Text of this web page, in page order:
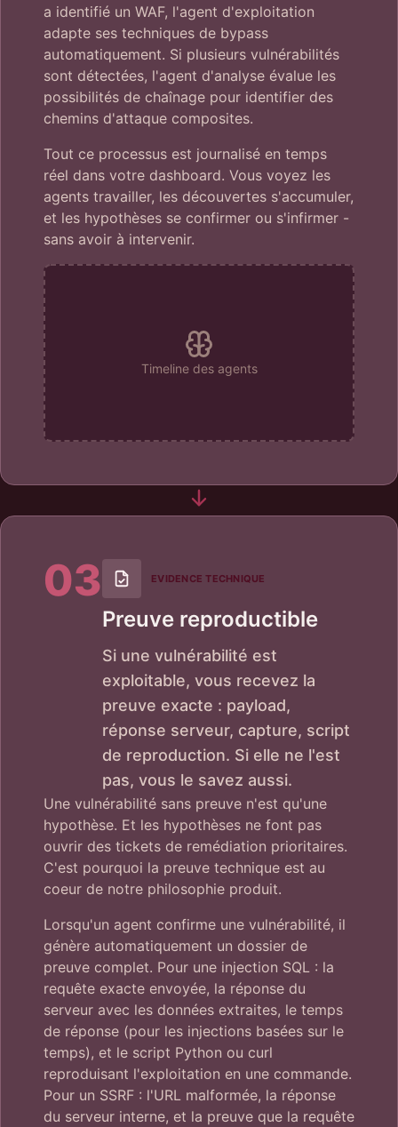
a identifié un WAF, l'agent d'exploitation
adapte ses techniques de bypass
automatiquement. Si plusieurs vulnérabilités
sont détectées, l'agent d'analyse évalue les
possibilités de chaînage pour identifier des
chemins d'attaque composites.
Tout ce processus est journalisé en temps
réel dans votre dashboard. Vous voyez les
agents travailler, les découvertes s'accumuler,
et les hypothèses se confirmer ou s'infirmer -
sans avoir à intervenir.
Timeline des agents
03 EVIDENCE TECHNIQUE
Preuve reproductible
Si une vulnérabilité est
exploitable, vous recevez la
preuve exacte : payload,
réponse serveur, capture, script
de reproduction. Si elle ne l'est
pas, vous le savez aussi.
Une vulnérabilité sans preuve n'est qu'une
hypothèse. Et les hypothèses ne font pas
ouvrir des tickets de remédiation prioritaires.
C'est pourquoi la preuve technique est au
coeur de notre philosophie produit.
Lorsqu'un agent confirme une vulnérabilité, il
génère automatiquement un dossier de
preuve complet. Pour une injection SQL : la
requête exacte envoyée, la réponse du
serveur avec les données extraites, le temps
de réponse (pour les injections basées sur le
temps), et le script Python ou curl
reproduisant l'exploitation en une commande.
Pour un SSRF : l'URL malformée, la réponse
du serveur interne, et la preuve que la requête